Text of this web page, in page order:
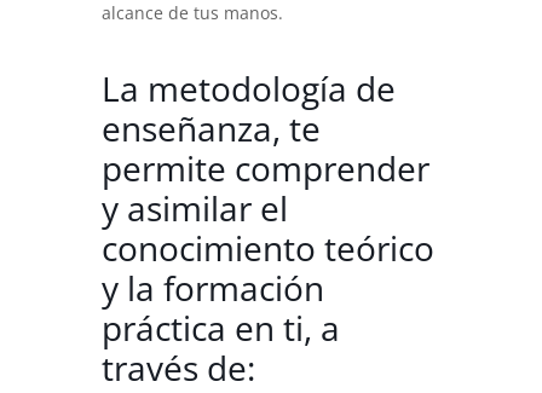
alcance de tus manos.
La metodología de
enseñanza, te
permite comprender
y asimilar el
conocimiento teórico
y la formación
práctica en ti, a
través de: